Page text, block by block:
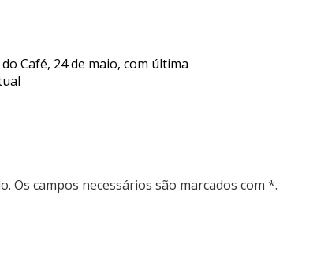
Café, 24 de maio, com última
Os campos necessários são marcados com *.